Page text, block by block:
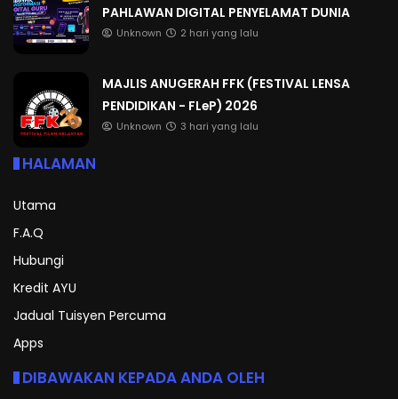
PAHLAWAN DIGITAL PENYELAMAT DUNIA
Unknown 2 hari yang lalu
MAJLIS ANUGERAH FFK (FESTIVAL LENSA
PENDIDIKAN - FLeP) 2026
Unknown 3 hari yang lalu
HALAMAN
Utama
F.A.Q
Hubungi
Kredit AYU
Jadual Tuisyen Percuma
Apps
DIBAWAKAN KEPADA ANDA OLEH